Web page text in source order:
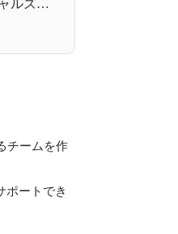
ルズが
チームを作
ポートでき